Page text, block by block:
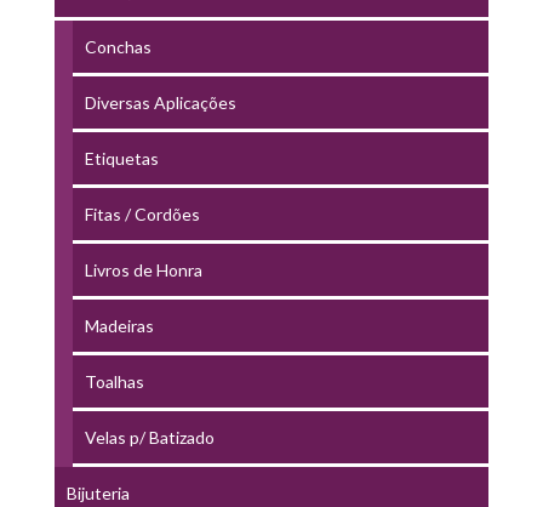
Conchas
Diversas Aplicações
Etiquetas
Fitas / Cordões
Livros de Honra
Madeiras
Toalhas
Velas p/ Batizado
Bijuteria